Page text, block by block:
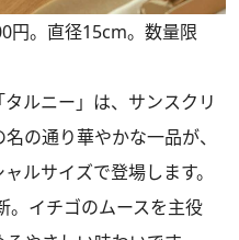
円。直径15cm。数量限
ルニー」は、サンスクリ
の通り華やかな一品が、
ルサイズで登場します。
イチゴのムースを主役